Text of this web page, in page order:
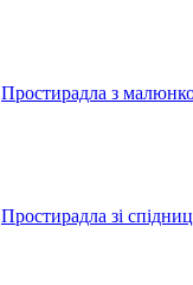
Простирадла з
Простирадла зі